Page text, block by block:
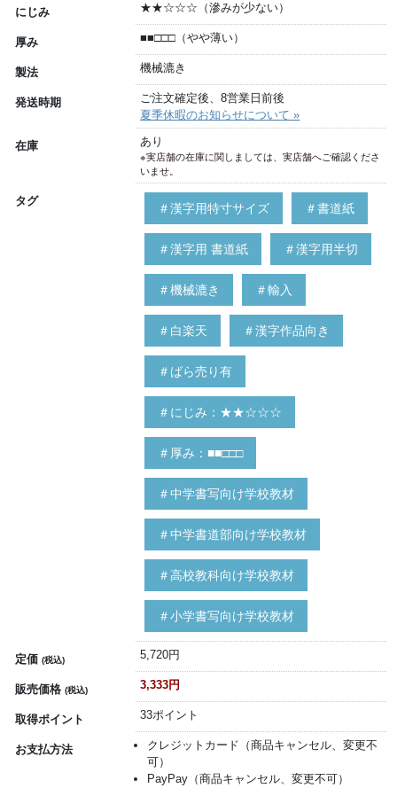
にじみ ★★☆☆☆（滲みが少ない）
厚み ■■□□□（やや薄い）
製法 機械漉き
発送時期
ご注文確定後、8営業日前後
夏季休暇のお知らせについて »
在庫 あり
※実店舗の在庫に関しましては、実店舗へご確認くださ
いませ。
タグ
＃漢字用特寸サイズ ＃書道紙
＃漢字用 書道紙 ＃漢字用半切
＃機械漉き ＃輸入
＃白楽天 ＃漢字作品向き
＃ばら売り有
＃にじみ：★★☆☆☆
＃厚み：■■□□□
＃中学書写向け学校教材
＃中学書道部向け学校教材
＃高校教科向け学校教材
＃小学書写向け学校教材
定価 (税込) 5,720円
販売価格 (税込) 3,333円
取得ポイント 33ポイント
お支払方法
クレジットカード（商品キャンセル、変更不
可）
PayPay（商品キャンセル、変更不可）